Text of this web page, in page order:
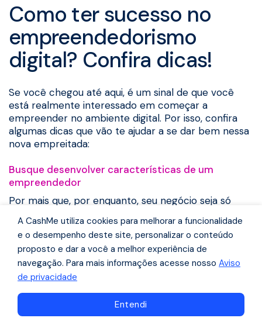
Navegue pelo conteúdo
Como ter sucesso no
empreendedorismo
digital? Confira dicas!
Se você chegou até aqui, é um sinal de que você
está realmente interessado em começar a
empreender no ambiente digital. Por isso, confira
algumas dicas que vão te ajudar a se dar bem nessa
nova empreitada:
Busque desenvolver características de um
empreendedor
Por mais que, por enquanto, seu negócio seja só
busque desenvolver um perfil empreendedor. Dessa
forma, você conseguirá despertar sua criatividade e
ter a motivação necessária para fazer com que suas
vendas só aumentem. Isso também te ajudará a se
comprometer com seus consumidores.
Busque controlar as finanças do seu negócio
A CashMe utiliza cookies para melhorar a funcionalidade
e o desempenho deste site, personalizar o conteúdo
proposto e dar a você a melhor experiência de
navegação. Para mais informações acesse nosso Aviso
de privacidade
Entendi